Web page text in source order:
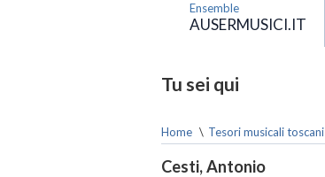
Ensemble
AUSERMUSICI.IT
Tu sei qui
Home \ Tesori musicali toscani
Cesti, Antonio